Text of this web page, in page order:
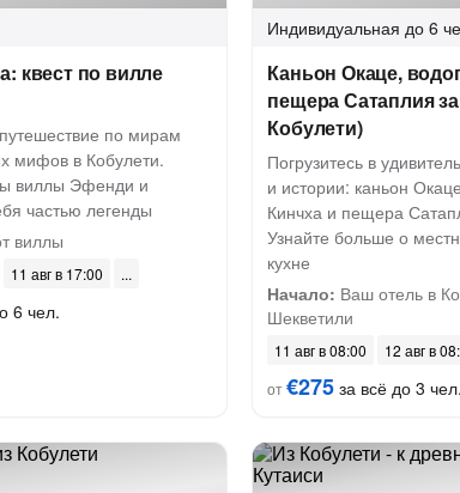
квест по вилле
по мирам
мифов в Кобулети.
виллы Эфенди и
частью легенды
виллы
11 авг в 17:00
6 чел.
Индивидуальная до 6
Каньон Окаце,
пещера Сатаплия
Кобулети)
Погрузитесь в
и истории: каньон
Кинчха и пещера
Узнайте больше о
кухне
Начало: Ваш отель в
Шекветили
11 авг в 08:00
12 авг в
от€275 за всё до 3 чел.